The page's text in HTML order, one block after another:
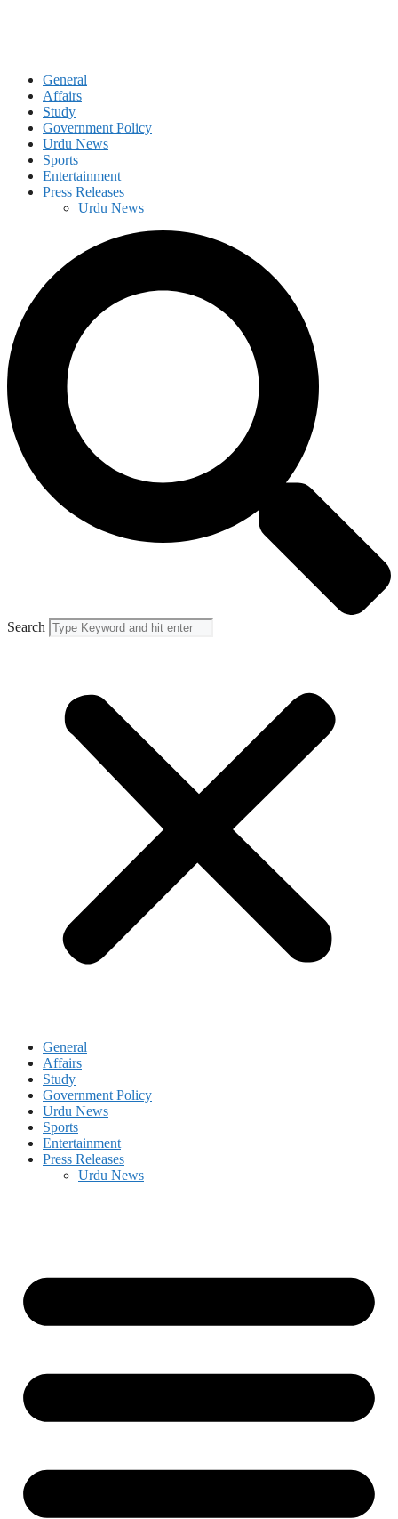
General
Affairs
Study
Government Policy
Urdu News
Sports
Entertainment
Press Releases
Urdu News
Search
General
Affairs
Study
Government Policy
Urdu News
Sports
Entertainment
Press Releases
Urdu News